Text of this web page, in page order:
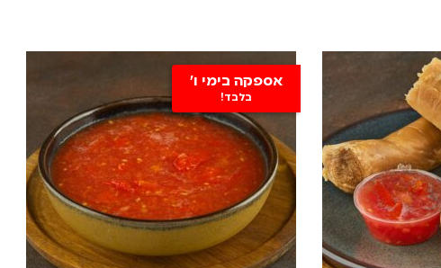
אספקה בימי ו'
בלבד!